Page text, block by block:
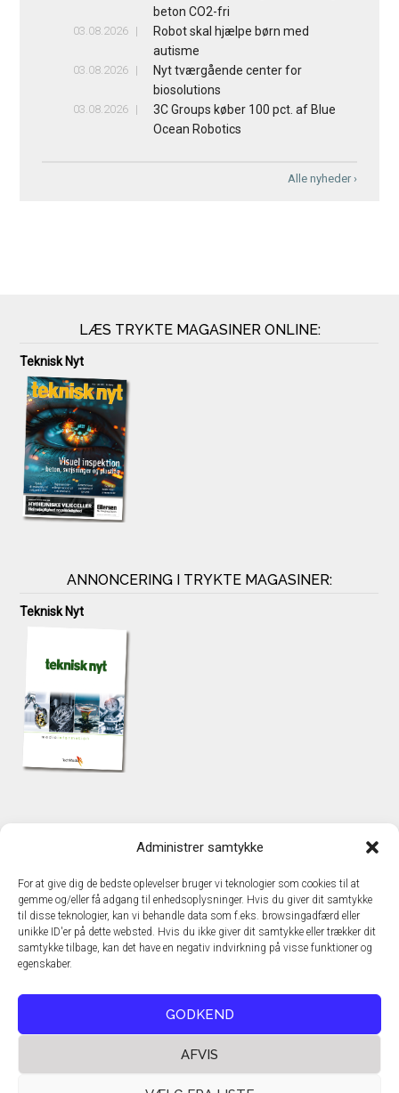
Administrer samtykke
For at give dig de bedste oplevelser bruger vi teknologier som cookies til at
gemme og/eller få adgang til enhedsoplysninger. Hvis du giver dit samtykke
til disse teknologier, kan vi behandle data som f.eks. browsingadfærd eller
unikke ID'er på dette websted. Hvis du ikke giver dit samtykke eller trækker dit
samtykke tilbage, kan det have en negativ indvirkning på visse funktioner og
egenskaber.
GODKEND
AFVIS
beton CO2-fri
03.08.2026
Robot skal hjælpe børn med
autisme
03.08.2026
Nyt tværgående center for
biosolutions
03.08.2026
3C Groups køber 100 pct. af Blue
Ocean Robotics
Alle nyheder ›
LÆS TRYKTE MAGASINER ONLINE:
Teknisk Nyt
ANNONCERING I TRYKTE MAGASINER:
Teknisk Nyt
TechMedia A/S
DK - 2600 Glostrup
www.techmedia.dk
Telefon: +45 43 24 26 28
E-mail:info@techmedia.dk